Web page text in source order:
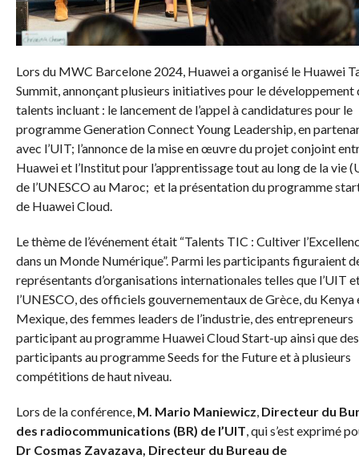
Lors du MWC Barcelone 2024, Huawei a organisé le Huawei
Summit, annonçant plusieurs initiatives pour le développement
talents incluant : le lancement de l’appel à candidatures pour le
programme Generation Connect Young Leadership, en
avec l’UIT; l’annonce de la mise en œuvre du projet conjoint
Huawei et l’Institut pour l’apprentissage tout au long de la vie
de l’UNESCO au Maroc; et la présentation du programme
de Huawei Cloud.
Le thème de l’événement était “Talents TIC : Cultiver
dans un Monde Numérique”. Parmi les participants figuraient
représentants d’organisations internationales telles que l’UIT
l’UNESCO, des officiels gouvernementaux de Grèce, du Kenya
Mexique, des femmes leaders de l’industrie, des entrepreneurs
participant au programme Huawei Cloud Start-up ainsi que des
participants au programme Seeds for the Future et à plusieurs
compétitions de haut niveau.
Lors de la conférence, M. Mario Maniewicz, Directeur du
des radiocommunications (BR) de l’UIT, qui s’est exprimé
Dr Cosmas Zavazava, Directeur du Bureau de